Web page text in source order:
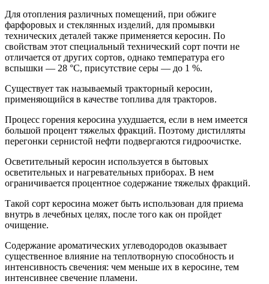
Для отопления различных помещений, при обжиге
фарфоровых и стеклянных изделий, для промывки
технических деталей также применяется керосин. По
свойствам этот специальный технический сорт почти не
отличается от других сортов, однако температура его
вспышки — 28 °С, присутствие серы — до 1 %.
Существует так называемый тракторный керосин,
применяющийся в качестве топлива для тракторов.
Процесс горения керосина ухудшается, если в нем имеется
большой процент тяжелых фракций. Поэтому дистилляты
перегонки сернистой нефти подвергаются гидроочистке.
Осветительный керосин используется в бытовых
осветительных и нагревательных приборах. В нем
ограничивается процентное содержание тяжелых фракций.
Такой сорт керосина может быть использован для приема
внутрь в лечебных целях, после того как он пройдет
очищение.
Содержание ароматических углеводородов оказывает
существенное влияние на теплотворную способность и
интенсивность свечения: чем меньше их в керосине, тем
интенсивнее свечение пламени.